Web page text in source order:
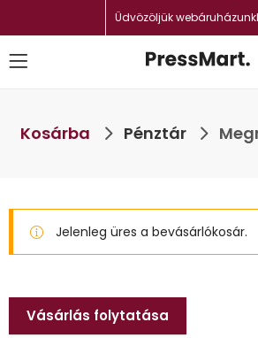
Üdvözöljük
Kosárba Pénztár
Jelenleg üres a bevásárlókosár.
Vásárlás folytatása